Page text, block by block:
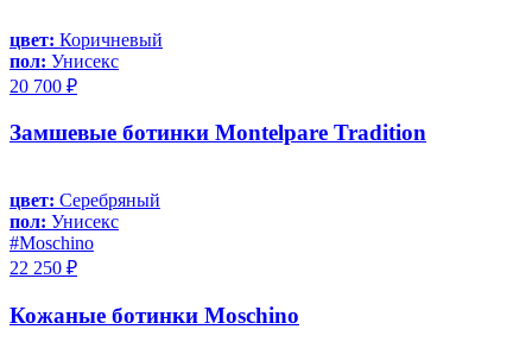
цвет: Коричневый
пол: Унисекс
20 700 ₽
Замшевые ботинки Montelpare Tradition
цвет: Серебряный
пол: Унисекс
#Moschino
22 250 ₽
Кожаные ботинки Moschino